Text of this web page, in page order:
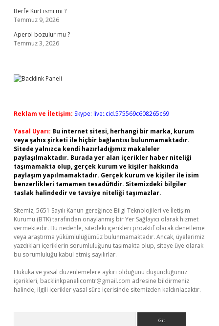
Berfe Kürt ismi mi ?
Temmuz 9, 2026
Aperol bozulur mu ?
Temmuz 3, 2026
Reklam ve İletişim: Skype: live:.cid.575569c608265c69
Yasal Uyarı: Bu internet sitesi, herhangi bir marka, kurum
veya şahıs şirketi ile hiçbir bağlantısı bulunmamaktadır.
Sitede yalnızca kendi hazırladığımız makaleler
paylaşılmaktadır. Burada yer alan içerikler haber niteliği
taşımamakta olup, gerçek kurum ve kişiler hakkında
paylaşım yapılmamaktadır. Gerçek kurum ve kişiler ile isim
benzerlikleri tamamen tesadüfidir. Sitemizdeki bilgiler
taslak halindedir ve tavsiye niteliği taşımazlar.
Sitemiz, 5651 Sayılı Kanun gereğince Bilgi Teknolojileri ve İletişim
Kurumu (BTK) tarafından onaylanmış bir Yer Sağlayıcı olarak hizmet
vermektedir. Bu nedenle, sitedeki içerikleri proaktif olarak denetleme
veya araştırma yükümlülüğümüz bulunmamaktadır. Ancak, üyelerimiz
yazdıkları içeriklerin sorumluluğunu taşımakta olup, siteye üye olarak
bu sorumluluğu kabul etmiş sayılırlar.
Hukuka ve yasal düzenlemelere aykırı olduğunu düşündüğünüz
içerikleri, backlinkpanelicomtr@gmail.com adresine bildirmeniz
halinde, ilgili içerikler yasal süre içerisinde sitemizden kaldırılacaktır.